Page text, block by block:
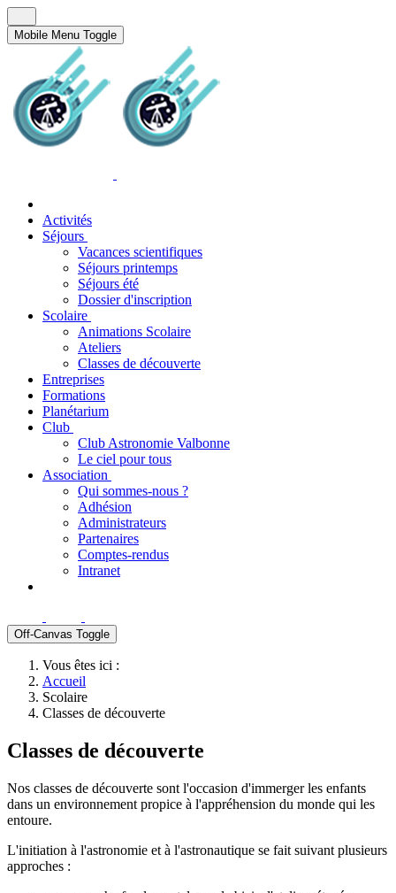
Mobile Menu Toggle
Activités
Séjours
Vacances scientifiques
Séjours printemps
Séjours été
Dossier d'inscription
Scolaire
Animations Scolaire
Ateliers
Classes de découverte
Entreprises
Formations
Planétarium
Club
Club Astronomie Valbonne
Le ciel pour tous
Association
Qui sommes-nous ?
Adhésion
Administrateurs
Partenaires
Comptes-rendus
Intranet
Off-Canvas Toggle
Vous êtes ici :
Accueil
Scolaire
Classes de découverte
Classes de découverte
Nos classes de découverte sont l'occasion d'immerger les enfants
dans un environnement propice à l'appréhension du monde qui les
entoure.
L'initiation à l'astronomie et à l'astronautique se fait suivant plusieurs
approches :